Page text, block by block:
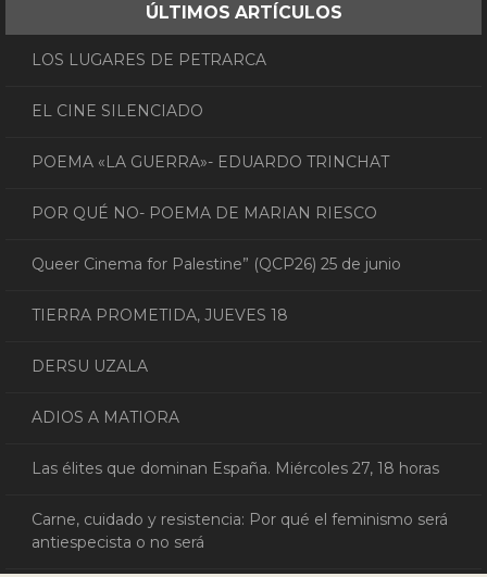
ÚLTIMOS ARTÍCULOS
LOS LUGARES DE PETRARCA
EL CINE SILENCIADO
POEMA «LA GUERRA»- EDUARDO TRINCHAT
POR QUÉ NO- POEMA DE MARIAN RIESCO
Queer Cinema for Palestine” (QCP26) 25 de junio
TIERRA PROMETIDA, JUEVES 18
DERSU UZALA
ADIOS A MATIORA
Las élites que dominan España. Miércoles 27, 18 horas
Carne, cuidado y resistencia: Por qué el feminismo será
antiespecista o no será